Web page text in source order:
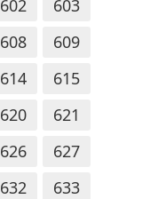
602
603
608
609
614
615
620
621
626
627
632
633